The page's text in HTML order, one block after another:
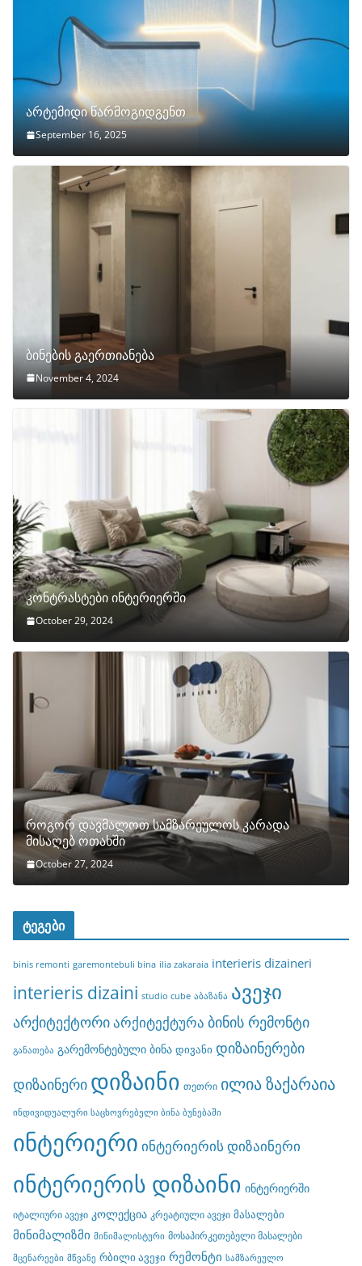
არტემიდი წარმოგიდგენთ
September 16, 2025
ბინების გაერთიანება
November 4, 2024
კონტრასტები ინტერიერში
October 29, 2024
როგორ დავმალოთ სამზარეულოს კარადა
მისაღებ ოთახში
October 27, 2024
ტეგები
binis remonti garemontebuli bina ilia zakaraia interieris dizaineri
interieris dizaini studio cube აბაზანა ავეჯი
არქიტექტორიარქიტექტურა ბინის რემონტი
განათება გარემონტებული ბინა დივანი დიზაინერები
დიზაინერი დიზაინი თეთრი ილია ზაქარაია
ინდივიდუალური საცხოვრებელი ბინა ბუნებაში
ინტერიერი ინტერიერის დიზაინერი
ინტერიერის დიზაინი ინტერიერში
იტალიური ავეჯი კოლექცია კრეატიული ავეჯი მასალები
მინიმალიზმი მინიმალისტური მოსაპირკეთებელი მასალები
მცენარეები მწვანე რბილი ავეჯი რემონტი სამზარეულო